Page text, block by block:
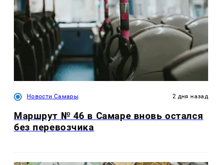
Новости Самары 2 дня назад
Маршрут № 46 в Самаре вновь остался
без перевозчика